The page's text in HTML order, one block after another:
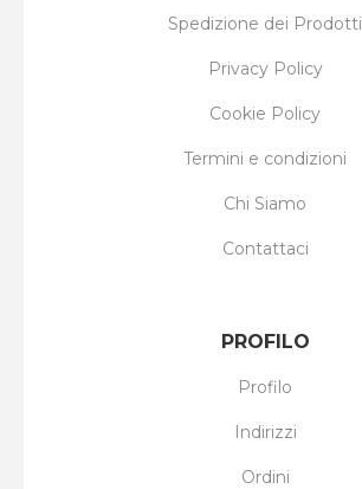
Spedizione dei Prodotti
Privacy Policy
Cookie Policy
Termini e condizioni
Chi Siamo
Contattaci
PROFILO
Profilo
Indirizzi
Ordini